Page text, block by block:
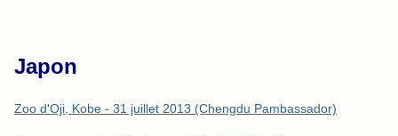
Japon
Zoo d'Oji, Kobe - 31 juillet 2013 (Chengdu Pambassador)